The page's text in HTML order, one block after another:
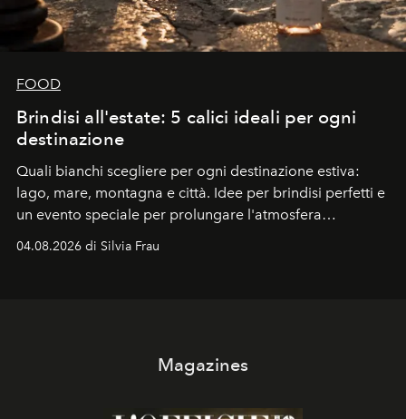
FOOD
Brindisi all'estate: 5 calici ideali per ogni
destinazione
Quali bianchi scegliere per ogni destinazione estiva:
lago, mare, montagna e città. Idee per brindisi perfetti e
un evento speciale per prolungare l'atmosfera
04.08.2026 di Silvia Frau
Magazines